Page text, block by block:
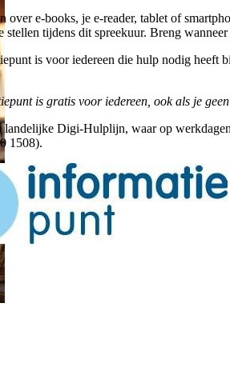
over e-books, je e-reader, tablet of
stellen tijdens dit spreekuur. Breng
is voor iedereen die hulp nodig heeft
is gratis voor iedereen, ook als je
landelijke Digi-Hulplijn, waar op
1508).